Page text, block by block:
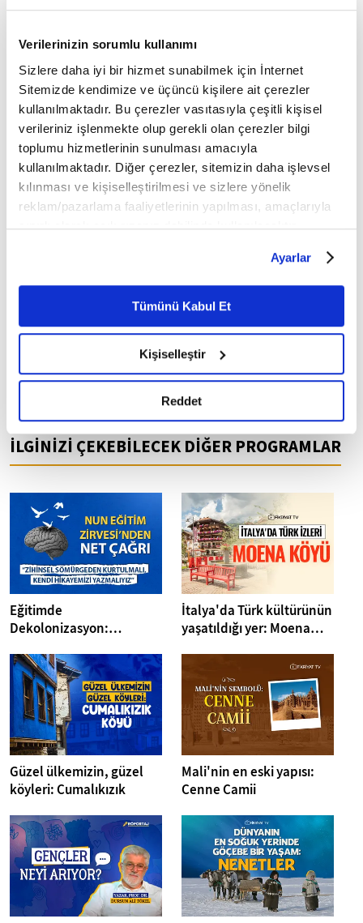
Verilerinizin sorumlu kullanımı
Sizlere daha iyi bir hizmet sunabilmek için İnternet
Sitemizde kendimize ve üçüncü kişilere ait çerezler
kullanılmaktadır. Bu çerezler vasıtasıyla çeşitli kişisel
verileriniz işlenmekte olup gerekli olan çerezler bilgi
toplumu hizmetlerinin sunulması amacıyla
kullanılmaktadır. Diğer çerezler, sitemizin daha işlevsel
kılınması ve kişiselleştirilmesi ve sizlere yönelik
reklam/pazarlama faaliyetlerinin yapılması, amaçlarıyla
sınırlı olarak açık rızanız dahilinde kullanılacaktır.
belirleyebilirsiniz. Çerezlere ilişkin detaylı bilgi için
Ayarlar butonuna tıklayabilir,Çerez Bilgilendirme
Metnimizi ziyaret edebilirsiniz.
6698 sayılı Kişisel Verilerin Korunması Kanunu uyarınca
okumak ve sitemizi ziyaretiniz kapsamında
gerçekleştirilen veri işleme faaliyetleri ile ilgili daha
detaylı bilgi almak için lütfentıklayınız.
Ayarlar
Tümünü Kabul Et
Kişiselleştir
Reddet
Fikriyat'ı aşağıdaki sosyal medya adreslerinden
takip edebilirsiniz;
👉TWITTER
👉INSTAGRAM
👉FACEBOOK
👉Fikriyat.com mobil uygulamasını ise buradan
indirebilirsiniz.
Görüş ve önerileriniz için bizlere ulaşabileceğiniz
e-posta adresimiz:
fikriyat@fikriyat.com.tr
İLGİNİZİ ÇEKEBİLECEK DİĞER PROGRAMLAR
Eğitimde
Dekolonizasyon:
Kurtulmalı, Kendi
Hikayemizi Yazmalıyız”
İtalya'da Türk kültürünün
yaşatıldığı yer: Moena
Güzel ülkemizin, güzel
köyleri: Cumalıkızık
Mali'nin en eski yapısı:
Cenne Camii